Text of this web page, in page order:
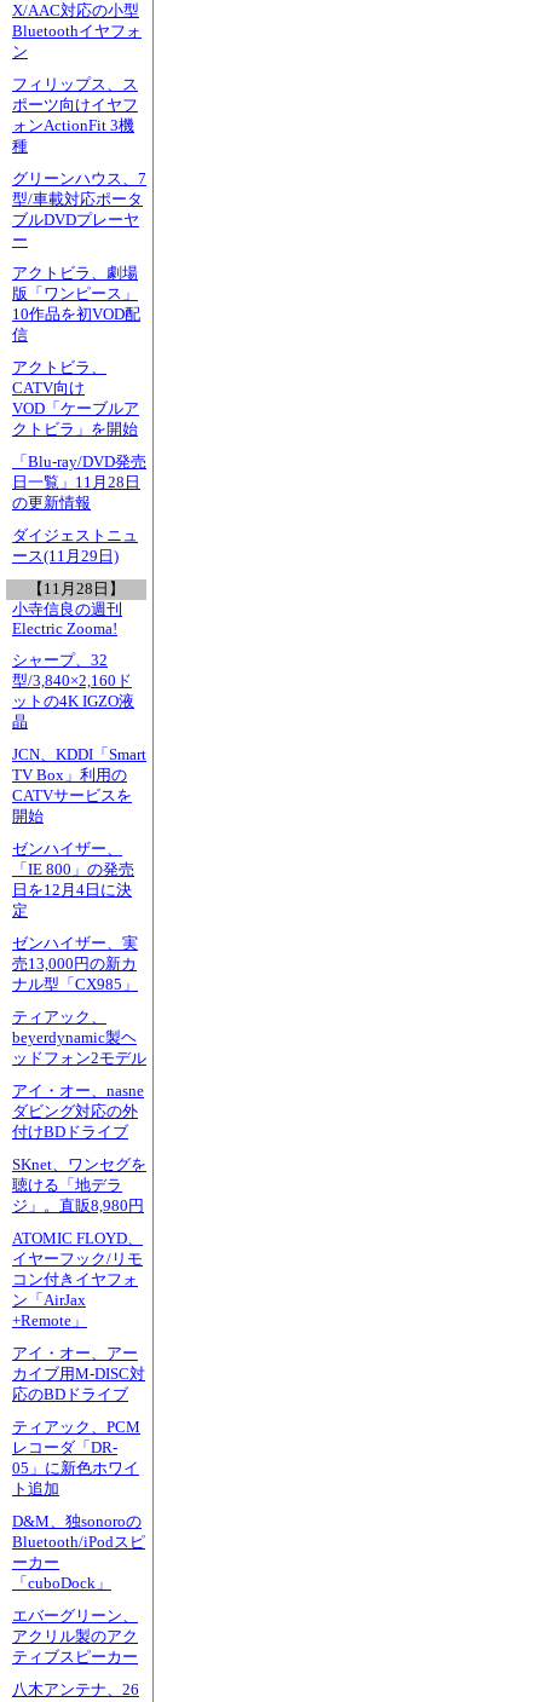
X/AAC対応の小型
Bluetoothイヤフォ
ン
フィリップス、ス
ポーツ向けイヤフ
ォンActionFit 3機
種
グリーンハウス、7
型/車載対応ポータ
ブルDVDプレーヤ
ー
アクトビラ、劇場
版「ワンピース」
10作品を初VOD配
信
アクトビラ、
CATV向け
VOD「ケーブルア
クトビラ」を開始
「Blu-ray/DVD発売
日一覧」11月28日
の更新情報
ダイジェストニュ
ース(11月29日)
【11月28日】
小寺信良の週刊
Electric Zooma!
シャープ、32
型/3,840×2,160ド
ットの4K IGZO液
晶
JCN、KDDI「Smart
TV Box」利用の
CATVサービスを
開始
ゼンハイザー、
「IE 800」の発売
日を12月4日に決
定
ゼンハイザー、実
売13,000円の新カ
ナル型「CX985」
ティアック、
beyerdynamic製ヘ
ッドフォン2モデル
アイ・オー、nasne
ダビング対応の外
付けBDドライブ
SKnet、ワンセグを
聴ける「地デラ
ジ」。直販8,980円
ATOMIC FLOYD、
イヤーフック/リモ
コン付きイヤフォ
ン「AirJax
+Remote」
アイ・オー、アー
カイブ用M-DISC対
応のBDドライブ
ティアック、PCM
レコーダ「DR-
05」に新色ホワイ
ト追加
D&M、独sonoroの
Bluetooth/iPodスピ
ーカー
「cuboDock」
エバーグリーン、
アクリル製のアク
ティブスピーカー
八木アンテナ、26